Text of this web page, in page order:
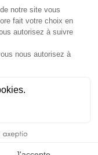
linge.
rapide et pratique